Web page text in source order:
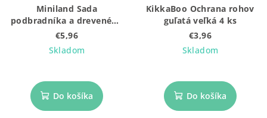
Miniland Sada
podbradníka a dreveného
príboru Bunny
€5,96
Skladom
Do košíka
KikkaBoo Ochrana rohov
guľatá veľká 4 ks
€3,96
Skladom
Do košíka